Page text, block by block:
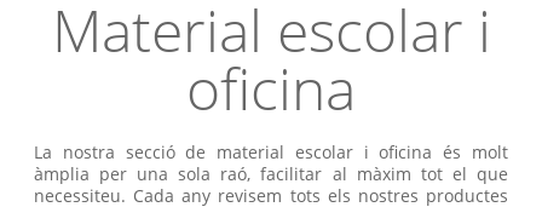
Material escolar i
oficina
La nostra secció de material escolar i oficina és molt
àmplia per una sola raó, facilitar al màxim tot el que
necessiteu. Cada any revisem tots els nostres productes